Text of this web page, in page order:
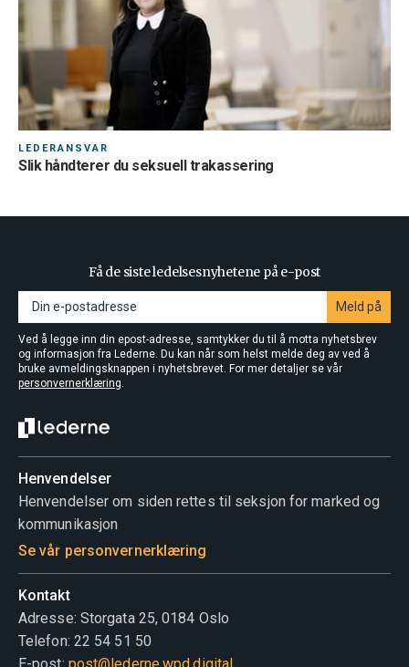
01.08.2026
Hvordan betale kontingenten?
E-faktura
Første månedskontingent blir sendt direkte til deg, før lønnstrekk
opprettes.
Arbeidsgiver
Skjule ditt medlemskap for arbeidsgiver og øvrige
medlemmer?
Ble du rekruttert?
LEDERANSVAR
Slik håndterer du seksuell trakassering
Få de siste ledelsesnyhetene på e-post
Meld på
Ved å legge inn din epost-adresse, samtykker du til å motta nyhetsbrev
og informasjon fra Lederne. Du kan når som helst melde deg av ved å
bruke avmeldingsknappen i nyhetsbrevet. For mer detaljer se vår
personvernerklæring.
Henvendelser
Henvendelser om siden rettes til seksjon for marked og
kommunikasjon
Se vår personvernerklæring
Kontakt
Adresse: Storgata 25, 0184 Oslo
Telefon: 22 54 51 50